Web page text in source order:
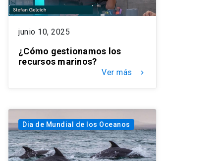
junio 10, 2025
¿Cómo gestionamos los
recursos marinos?
Ver más keyboard_arrow_right
Dia de Mundial de los Oceanos